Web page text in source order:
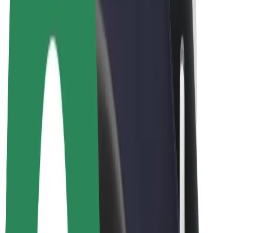
Bolt Drive
Bolt for Business
Ηλεκτρικά ποδήλατα
Bolt Plus
Κερδίστε με Bolt
Οδηγοί
Απολαβές οδηγών
Διανομείς
Απολαβές διανομέων